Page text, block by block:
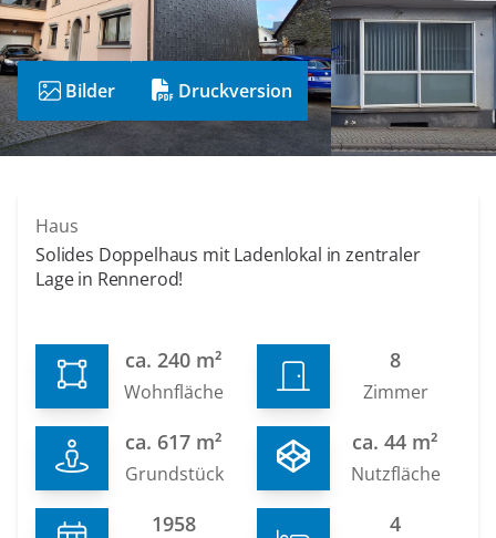
Bilder Druckversion
Haus
Solides Doppelhaus mit Ladenlokal in zentraler
Lage in Rennerod!
ca. 240 m²
Wohnfläche
8
Zimmer
ca. 617 m²
Grundstück
ca. 44 m²
Nutzfläche
1958 4